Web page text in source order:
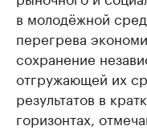
в молодёжной
перегрева
сохранение
отгружающей их
результатов в
горизонтах,